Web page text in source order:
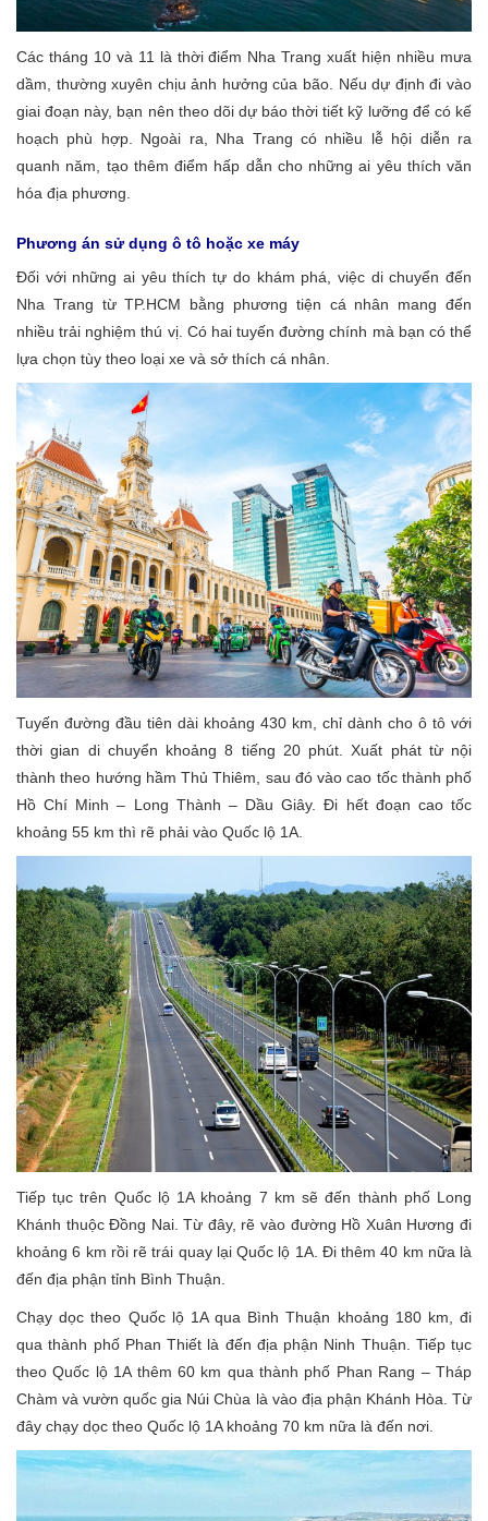
Các tháng 10 và 11 là thời điểm Nha Trang xuất hiện nhiều mưa
dầm, thường xuyên chịu ảnh hưởng của bão. Nếu dự định đi vào
giai đoạn này, bạn nên theo dõi dự báo thời tiết kỹ lưỡng để có kế
hoạch phù hợp. Ngoài ra, Nha Trang có nhiều lễ hội diễn ra
quanh năm, tạo thêm điểm hấp dẫn cho những ai yêu thích văn
hóa địa phương.
Phương án sử dụng ô tô hoặc xe máy
Đối với những ai yêu thích tự do khám phá, việc di chuyển đến
Nha Trang từ TP.HCM bằng phương tiện cá nhân mang đến
nhiều trải nghiệm thú vị. Có hai tuyến đường chính mà bạn có thể
lựa chọn tùy theo loại xe và sở thích cá nhân.
Tuyến đường đầu tiên dài khoảng 430 km, chỉ dành cho ô tô với
thời gian di chuyển khoảng 8 tiếng 20 phút. Xuất phát từ nội
thành theo hướng hầm Thủ Thiêm, sau đó vào cao tốc thành phố
Hồ Chí Minh – Long Thành – Dầu Giây. Đi hết đoạn cao tốc
khoảng 55 km thì rẽ phải vào Quốc lộ 1A.
Tiếp tục trên Quốc lộ 1A khoảng 7 km sẽ đến thành phố Long
Khánh thuộc Đồng Nai. Từ đây, rẽ vào đường Hồ Xuân Hương đi
khoảng 6 km rồi rẽ trái quay lại Quốc lộ 1A. Đi thêm 40 km nữa là
đến địa phận tỉnh Bình Thuận.
Chạy dọc theo Quốc lộ 1A qua Bình Thuận khoảng 180 km, đi
qua thành phố Phan Thiết là đến địa phận Ninh Thuận. Tiếp tục
theo Quốc lộ 1A thêm 60 km qua thành phố Phan Rang – Tháp
Chàm và vườn quốc gia Núi Chùa là vào địa phận Khánh Hòa. Từ
đây chạy dọc theo Quốc lộ 1A khoảng 70 km nữa là đến nơi.